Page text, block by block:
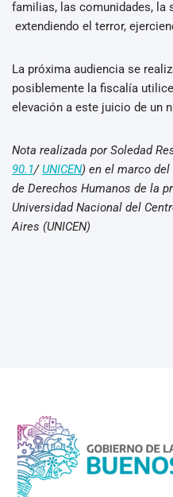
familias, las comunidades, la
extendiendo el terror,
La próxima audiencia se
posiblemente la fiscalía
elevación a este juicio de un
Nota realizada por Soledad
90.1/UNICEN) en el marco
de Derechos Humanos de la
Universidad Nacional del
Aires (UNICEN)